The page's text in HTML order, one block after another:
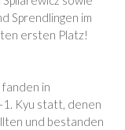
Sprendlingen im
ersten Platz!
in
Kyu statt, denen
und bestanden